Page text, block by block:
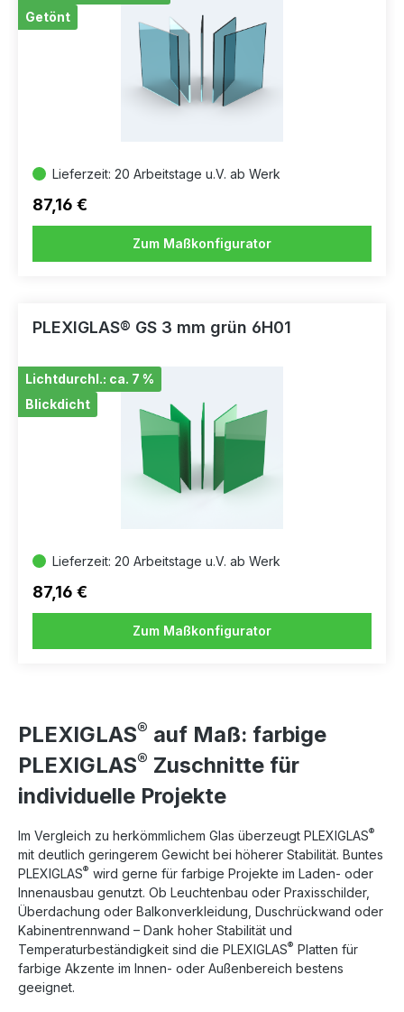
Getönt
Lieferzeit: 20 Arbeitstage u.V. ab Werk
87,16 €
Zum Maßkonfigurator
Lichtdurchl.: ca. 7 %
Blickdicht
PLEXIGLAS® GS 3 mm grün 6H01
Lieferzeit: 20 Arbeitstage u.V. ab Werk
87,16 €
Zum Maßkonfigurator
PLEXIGLAS® auf Maß: farbige
PLEXIGLAS® Zuschnitte für
individuelle Projekte
Im Vergleich zu herkömmlichem Glas überzeugt PLEXIGLAS®
mit deutlich geringerem Gewicht bei höherer Stabilität. Buntes
PLEXIGLAS® wird gerne für farbige Projekte im Laden- oder
Innenausbau genutzt. Ob Leuchtenbau oder Praxisschilder,
Überdachung oder Balkonverkleidung, Duschrückwand oder
Kabinentrennwand – Dank hoher Stabilität und
Temperaturbeständigkeit sind die PLEXIGLAS® Platten für
farbige Akzente im Innen- oder Außenbereich bestens
geeignet.